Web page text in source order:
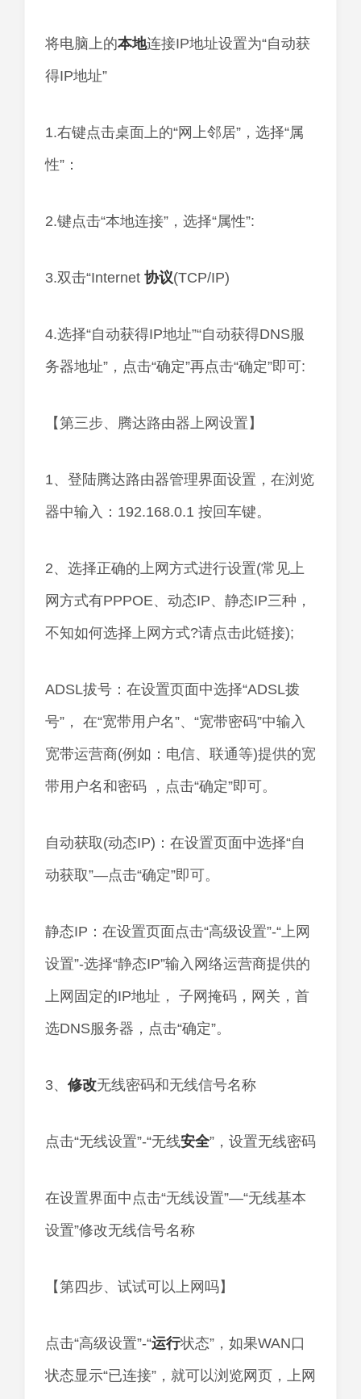
将电脑上的本地连接IP地址设置为“自动获
得IP地址”
1.右键点击桌面上的“网上邻居”，选择“属
性”：
2.键点击“本地连接”，选择“属性”:
3.双击“Internet 协议(TCP/IP)
4.选择“自动获得IP地址”“自动获得DNS服
务器地址”，点击“确定”再点击“确定”即可:
【第三步、腾达路由器上网设置】
1、登陆腾达路由器管理界面设置，在浏览
器中输入：192.168.0.1 按回车键。
2、选择正确的上网方式进行设置(常见上
网方式有PPPOE、动态IP、静态IP三种，
不知如何选择上网方式?请点击此链接);
ADSL拔号：在设置页面中选择“ADSL拨
号”， 在“宽带用户名”、“宽带密码”中输入
宽带运营商(例如：电信、联通等)提供的宽
带用户名和密码 ，点击“确定”即可。
自动获取(动态IP)：在设置页面中选择“自
动获取”—点击“确定”即可。
静态IP：在设置页面点击“高级设置”-“上网
设置”-选择“静态IP”输入网络运营商提供的
上网固定的IP地址， 子网掩码，网关，首
选DNS服务器，点击“确定”。
3、 修改无线密码和无线信号名称
点击“无线设置”-“无线安全”，设置无线密码
在设置界面中点击“无线设置”—“无线基本
设置”修改无线信号名称
【第四步、试试可以上网吗】
点击“高级设置”-“运行状态”，如果WAN口
状态显示“已连接”，就可以浏览网页，上网